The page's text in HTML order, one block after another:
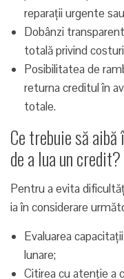
reparații urgente
Dobânzi
totală privind
Posibilitatea de
returna creditul în
totale.
Ce trebuie să
de a lua un credit?
Pentru a evita
ia în considerare
Evaluarea
lunare;
Citirea cu atenție a